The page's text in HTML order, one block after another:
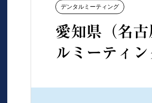
デンタルミーティング
愛知県（名
ルミーティ